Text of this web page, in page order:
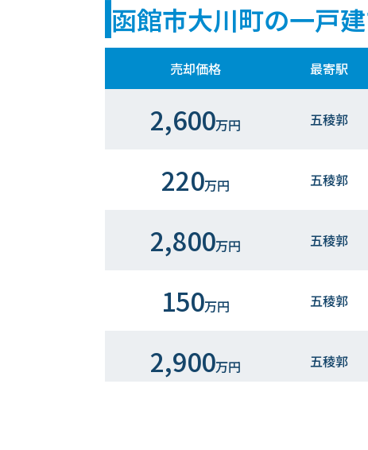
函館市大川町の一戸
売却価格 最寄駅
2,600万円 五稜郭
220万円 五稜郭
2,800万円 五稜郭
150万円 五稜郭
2,900万円 五稜郭